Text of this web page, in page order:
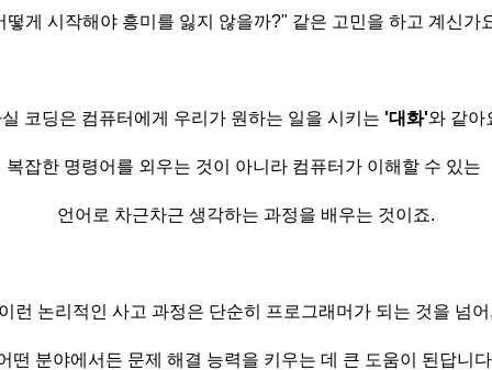
떻게 시작해야 흥미를 잃지 않을까?" 같은 고민을 하고 계신가
코딩은 컴퓨터에게 우리가 원하는 일을 시키는 '대화'와 같아
복잡한 명령어를 외우는 것이 아니라 컴퓨터가 이해할 수 있는
언어로 차근차근 생각하는 과정을 배우는 것이죠.
런 논리적인 사고 과정은 단순히 프로그래머가 되는 것을 넘어,
떤 분야에서든 문제 해결 능력을 키우는 데 큰 도움이 된답니